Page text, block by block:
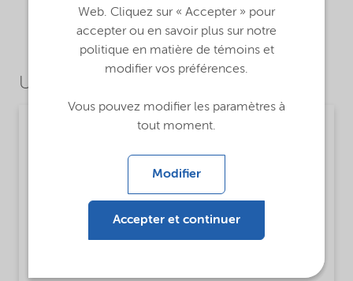
Use Cases
MsbLongDescription
Lilaflot® 1597 is intended to be used as a
collector for flotation of silicate minerals from
carbonate ores.
Web. Cliquez sur « Accepter » pour
accepter ou en savoir plus sur notre
politique en matière de témoins et
modifier vos préférences.
Vous pouvez modifier les paramètres à
tout moment.
Modifier
Accepter et continuer